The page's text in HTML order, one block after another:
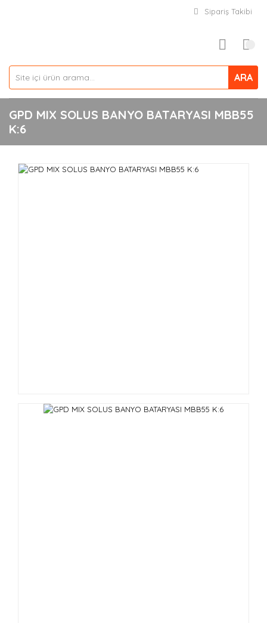
Sipariş Takibi
ARA
GPD MIX SOLUS BANYO BATARYASI MBB55
K:6